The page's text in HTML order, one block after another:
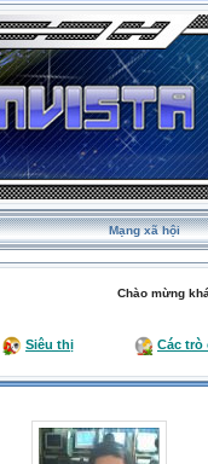
Mạng xã hội
Chào mừng
Siêu thị Các trò